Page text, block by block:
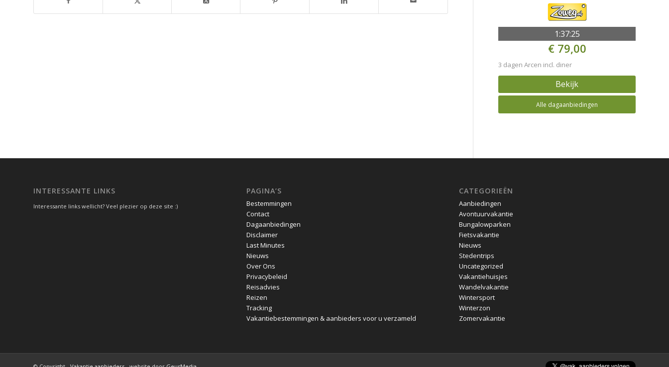
1:37:25
€ 79,00
3 dagen Arcen incl. diner
Bekijk
Alle dagaanbiedingen
INTERESSANTE LINKS
Interessante links wellicht? Veel plezier op deze site :)
PAGINA’S
Bestemmingen
Contact
Dagaanbiedingen
Disclaimer
Last Minutes
Nieuws
Over Ons
Privacybeleid
Reisadvies
Reizen
Tracking
Vakantiebestemmingen & aanbieders voor u verzameld
CATEGORIEËN
Aanbiedingen
Avontuurvakantie
Bungalowparken
Fietsvakantie
Nieuws
Stedentrips
Uncategorized
Vakantiehuisjes
Wandelvakantie
Wintersport
Winterzon
Zomervakantie